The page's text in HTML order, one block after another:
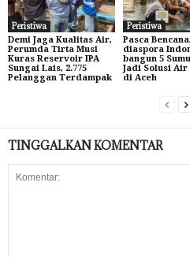
Peristiwa
Demi Jaga Kualitas Air,
Perumda Tirta Musi
Kuras Reservoir IPA
Sungai Lais, 2.775
Pelanggan Terdampak
Peristiwa
Pasca
diaspora
bangun 5
Jadi Solusi Air
di Aceh
TINGGALKAN KOMENTAR